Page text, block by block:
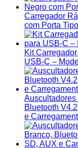
Carregador
com Porta
Kit
USB-C –
Auscultadores
Bluetooth
e